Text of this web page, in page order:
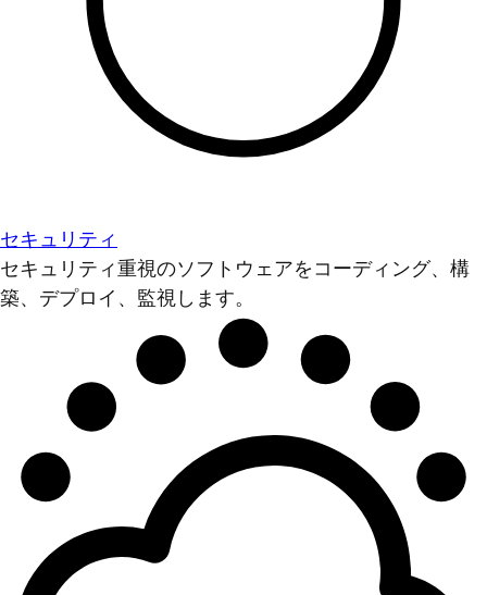
セキュリティ
セキュリティ重視のソフトウェアをコーディング、構
築、デプロイ、監視します。